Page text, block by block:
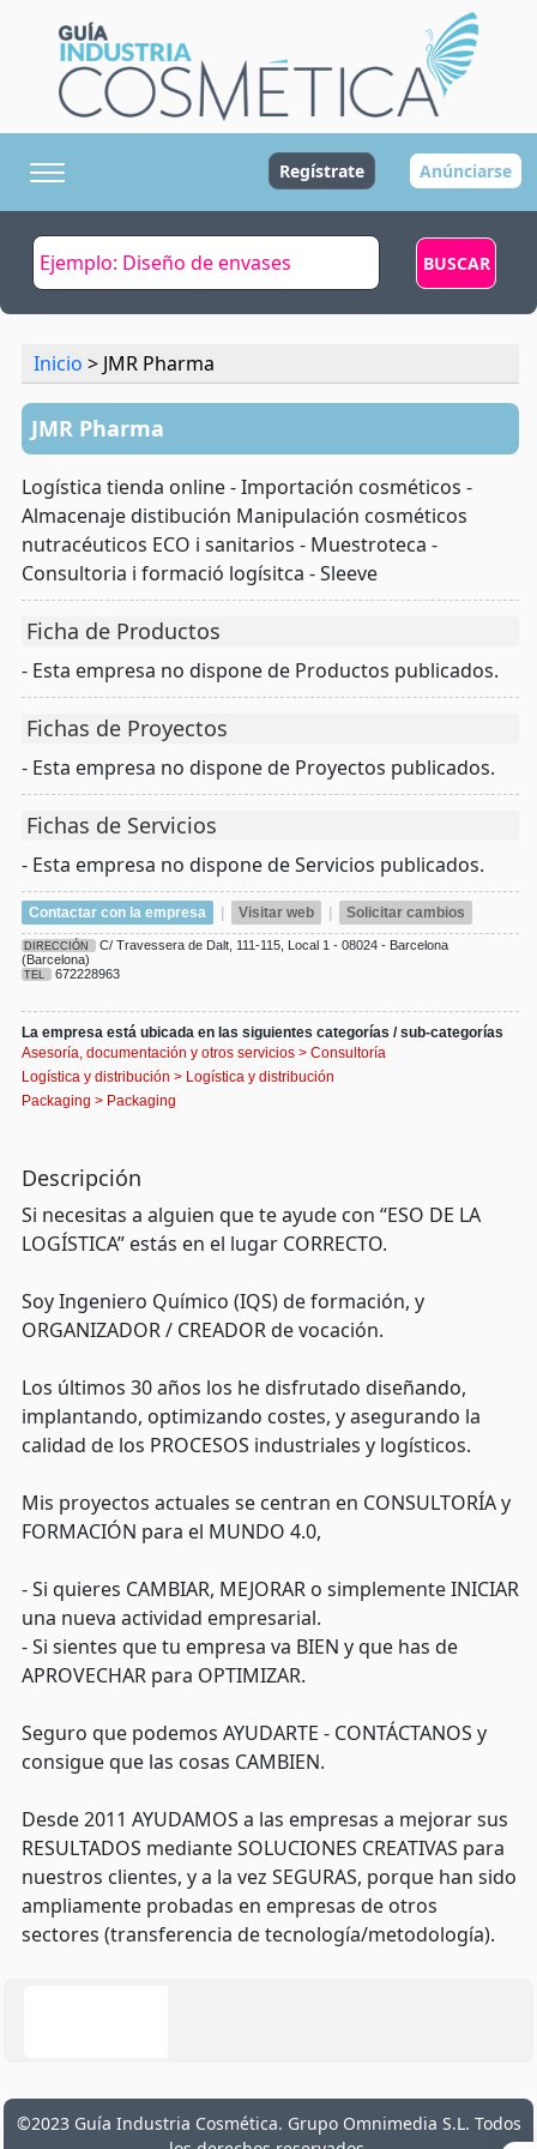
Regístrate Anúnciarse
Inicio > JMR Pharma
JMR Pharma
Logística tienda online - Importación cosméticos -
Almacenaje distibución Manipulación cosméticos
nutracéuticos ECO i sanitarios - Muestroteca -
Consultoria i formació logísitca - Sleeve
Ficha de Productos
- Esta empresa no dispone de Productos publicados.
Fichas de Proyectos
- Esta empresa no dispone de Proyectos publicados.
Fichas de Servicios
- Esta empresa no dispone de Servicios publicados.
Contactar con la empresa Visitar web Solicitar cambios
DIRECCIÓN
C/ Travessera de Dalt, 111-115, Local 1 - 08024 - Barcelona
(Barcelona)
TEL 672228963
La empresa está ubicada en las siguientes categorías / sub-categorías
Asesoría, documentación y otros servicios > Consultoría
Logística y distribución > Logística y distribución
Packaging > Packaging
Descripción
Si necesitas a alguien que te ayude con “ESO DE LA
LOGÍSTICA” estás en el lugar CORRECTO.
Soy Ingeniero Químico (IQS) de formación, y
ORGANIZADOR / CREADOR de vocación.
Los últimos 30 años los he disfrutado diseñando,
implantando, optimizando costes, y asegurando la
calidad de los PROCESOS industriales y logísticos.
Mis proyectos actuales se centran en CONSULTORÍA y
FORMACIÓN para el MUNDO 4.0,
- Si quieres CAMBIAR, MEJORAR o simplemente INICIAR
una nueva actividad empresarial.
- Si sientes que tu empresa va BIEN y que has de
APROVECHAR para OPTIMIZAR.
Seguro que podemos AYUDARTE - CONTÁCTANOS y
consigue que las cosas CAMBIEN.
Desde 2011 AYUDAMOS a las empresas a mejorar sus
RESULTADOS mediante SOLUCIONES CREATIVAS para
nuestros clientes, y a la vez SEGURAS, porque han sido
ampliamente probadas en empresas de otros
sectores (transferencia de tecnología/metodología).
©2023 Guía Industria Cosmética. Grupo Omnimedia S.L. Todos